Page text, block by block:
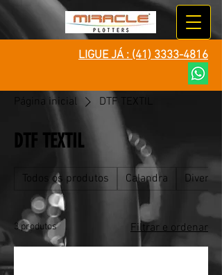
LIGUE JÁ :(41) 3333-4816
Página inicial DTF TEXTIL
DTF TEXTIL
Todos os produtos Calandra Diversos
3 produtos Filtrar e ordenar